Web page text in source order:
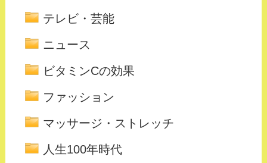
テレビ・芸能
ニュース
ビタミンCの効果
ファッション
マッサージ・ストレッチ
人生100年時代